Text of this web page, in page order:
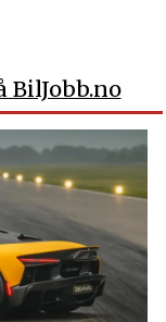
BilJobb.no